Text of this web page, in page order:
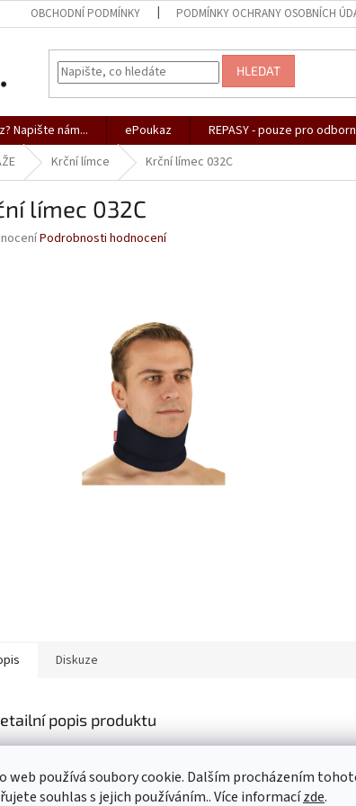
web používá soubory cookie. Dalším procházením
souhlas s jejich používáním.. Více informacízde.
OBCHODNÍ PODMÍNKY PODMÍNKY OCHRANY OSOBNÍCH
HLEDAT
Napište nám... ePoukaz REPASY - pouze pro
Krční límce Krční límec 032C
límec 032C
Podrobnosti hodnocení
Diskuze
popis produktu
ENO ZDRAV. POJIŠŤOVNOU , ÚHRADA: 195,-
až střední fixace